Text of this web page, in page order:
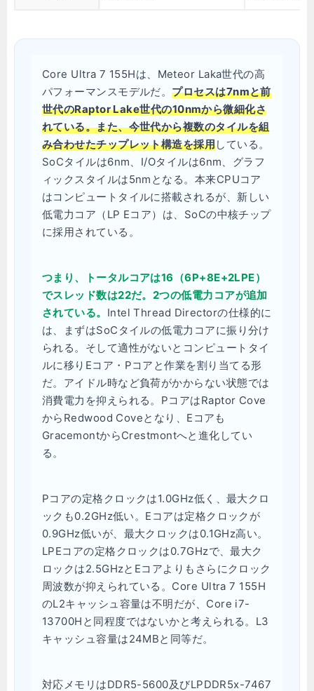
Core Ultra 7 155Hは、Meteor Laka世代の高
パフォーマンスモデルだ。プロセスは7nmと前
世代のRaptor Lake世代の10nmから微細化さ
れている。また、今世代から複数のタイルを組
み合わせたチップレット構造を採用している。
SoCタイルは6nm、I/Oタイルは6nm、グラフ
ィックスタイルは5nmとなる。本来CPUコア
はコンピュートタイルに搭載されるが、新しい
低電力コア（LP Eコア）は、SoCの中核チップ
に採用されている。
つまり、トータルコアは16（6P+8E+2LPE）
でスレッド数は22だ。2つの低電力コアが追加
されている。 Intel Thread Directorの仕様的に
は、まずはSoCタイルの低電力コアに振り分け
られる。そして適性がないとコンピュートタイ
ルに移りEコア・Pコアと作業を割り当てる形
だ。アイドル時など負荷がかからない状態では
消費電力を抑えられる。PコアはRaptor Cove
からRedwood Coveとなり、Eコアも
GracemontからCrestmontへと進化してい
る。
Pコアの定格クロックは1.0GHz低く、最大クロ
ックも0.2GHz低い。Eコアは定格クロックが
0.9GHz低いが、最大クロックは0.1GHz高い。
LPEコアの定格クロックは0.7GHzで、最大ク
ロックは2.5GHzとEコアよりもさらにクロック
周波数が抑えられている。Core Ultra 7 155H
のL2キャッシュ容量は不明だが、Core i7-
13700Hと同程度ではないかと考えられる。L3
キャッシュ容量は24MBと同等だ。
対応メモリはDDR5-5600及びLPDDR5x-7467